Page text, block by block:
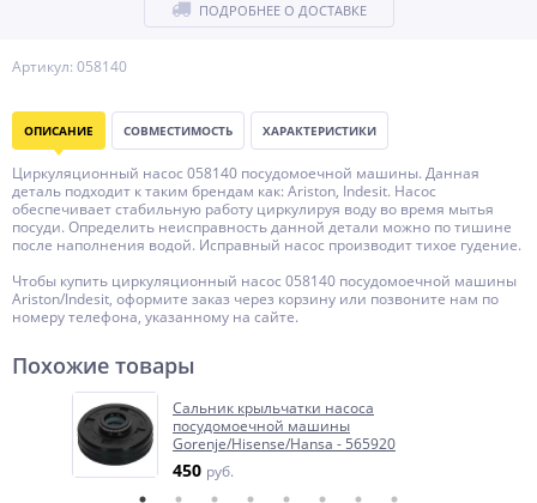
Артикул: 058140
ПОДРОБНЕЕ О ДОСТАВКЕ
ОПИСАНИЕ СОВМЕСТИМОСТЬ ХАРАКТЕРИСТИКИ
Циркуляционный насос 058140 посудомоечной машины. Данная
деталь подходит к таким брендам как: Ariston, Indesit. Насос
обеспечивает стабильную работу циркулируя воду во время мытья
посуди. Определить неисправность данной детали можно по тишине
после наполнения водой. Исправный насос производит тихое гудение.
Чтобы купить циркуляционный насос 058140 посудомоечной машины
Ariston/Indesit, оформите заказ через корзину или позвоните нам по
номеру телефона, указанному на сайте.
Похожие товары
Сальник крыльчатки насоса
посудомоечной машины
Gorenje/Hisense/Hansa - 565920
450 руб.